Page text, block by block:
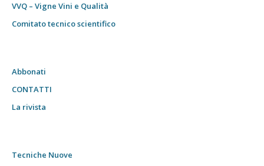
VVQ – Vigne Vini e Qualità
Comitato tecnico scientifico
Abbonati
CONTATTI
La rivista
Tecniche Nuove